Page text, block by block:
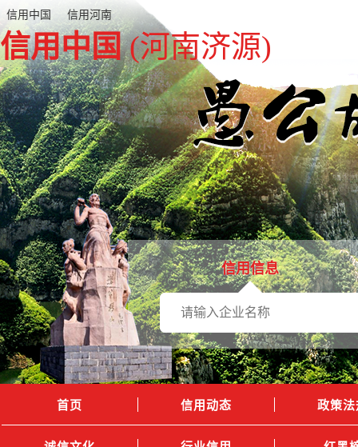
信用中国(河南济源)
信用中国 信用河南
信用信息
首页 信用动态 政策